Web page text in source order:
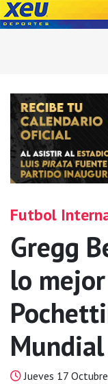
Futbol
Gregg
lo
Jueves 17